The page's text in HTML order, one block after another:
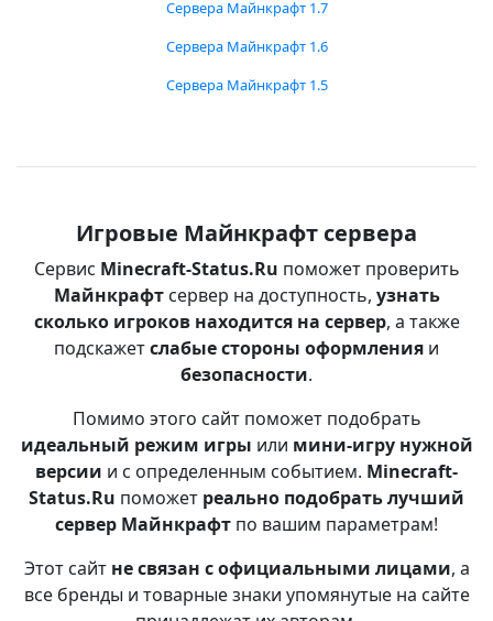
Сервера Майнкрафт 1.7
Сервера Майнкрафт 1.6
Сервера Майнкрафт 1.5
Игровые Майнкрафт сервера
Сервис Minecraft-Status.Ru поможет проверить
Майнкрафтсервер на доступность, узнать
сколько игроков находится на сервер, а также
подскажетслабые стороны оформления и
безопасности.
Помимо этого сайт поможет подобрать
идеальный режим игры или мини-игру нужной
версии и с определенным событием. Minecraft-
Status.Ru поможет реально подобрать лучший
сервер Майнкрафт по вашим параметрам!
Этот сайт не связан с официальными лицами, а
все бренды и товарные знаки упомянутые на сайте